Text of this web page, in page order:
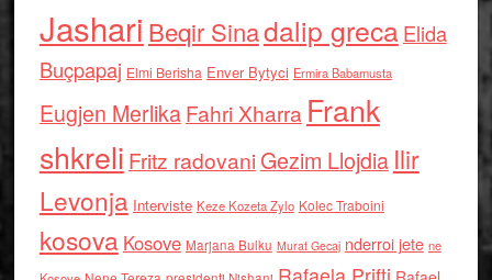
Jashari Beqir Sinadalip grecaElida
Buçpapaj Elmi Berisha Enver Bytyci Ermira Babamusta
Eugjen MerlikaFahri Xharra Frank
shkreli Fritz radovaniGezim Llojdia Ilir
Levonja Interviste Keze Kozeta Zylo Kolec Traboini
kosova Kosove Marjana Bulku Murat Gecaj nderroi jete ne